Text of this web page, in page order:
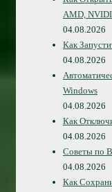
AMD,
04.08.2026
Как
04.08.2026
Windows
04.08.2026
Как
04.08.2026
Советы по
04.08.2026
Как